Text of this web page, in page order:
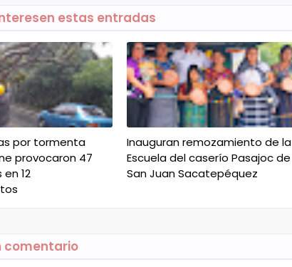
estas entradas
por tormenta
provocaron 47
12
Inauguran remozamiento de la
Escuela del caserío Pasajoc de
San Juan Sacatepéquez
comentario